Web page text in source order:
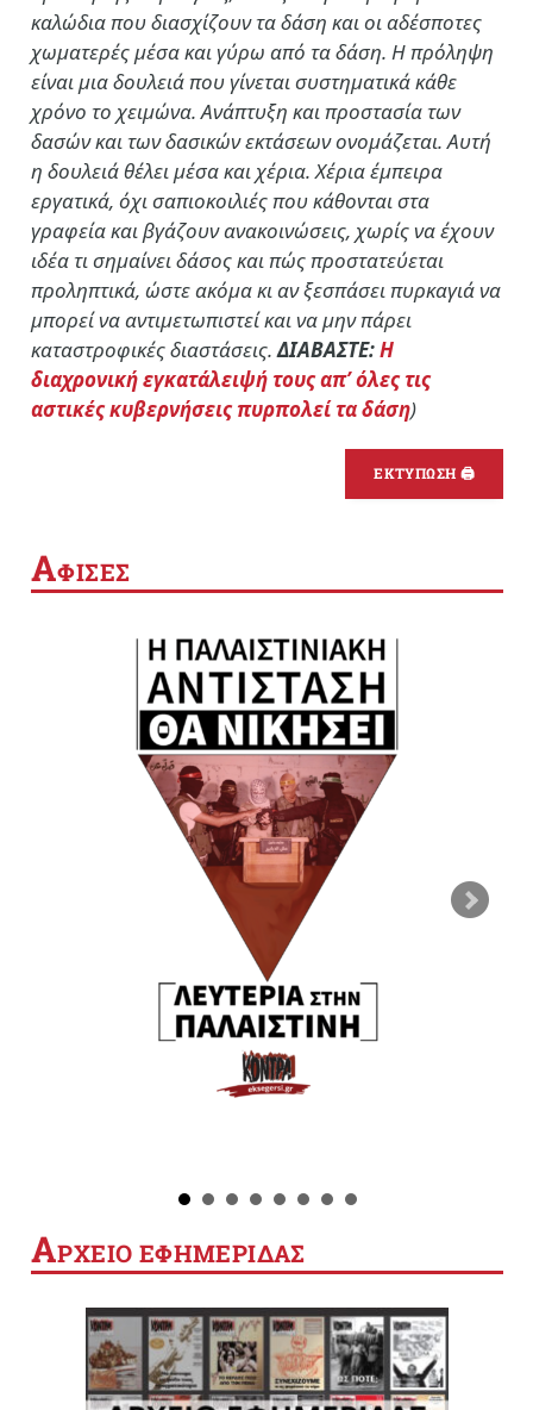
καλώδια που διασχίζουν τα δάση και οι αδέσποτες
χωματερές μέσα και γύρω από τα δάση. Η πρόληψη
είναι μια δουλειά που γίνεται συστηματικά κάθε
χρόνο το χειμώνα. Ανάπτυξη και προστασία των
δασών και των δασικών εκτάσεων ονομάζεται. Αυτή
η δουλειά θέλει μέσα και χέρια. Χέρια έμπειρα
εργατικά, όχι σαπιοκοιλιές που κάθονται στα
γραφεία και βγάζουν ανακοινώσεις, χωρίς να έχουν
ιδέα τι σημαίνει δάσος και πώς προστατεύεται
προληπτικά, ώστε ακόμα κι αν ξεσπάσει πυρκαγιά να
μπορεί να αντιμετωπιστεί και να μην πάρει
καταστροφικές διαστάσεις.ΔΙΑΒΑΣΤΕ:Η
διαχρονική εγκατάλειψή τους απ’ όλες τις
αστικές κυβερνήσεις πυρπολεί τα δάση)
ΕΚΤΥΠΩΣΗ 🖨
ΑΦΙΣΕΣ
ΑΡΧΕΙΟ ΕΦΗΜΕΡΙΔΑΣ